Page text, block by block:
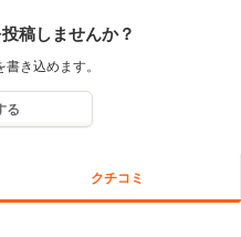
稿しませんか？
き込めます。
る
クチコミ